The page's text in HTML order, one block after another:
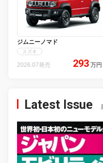
ジムニーノマド
スズキ
2026.07発売 293 万円
Latest Issue